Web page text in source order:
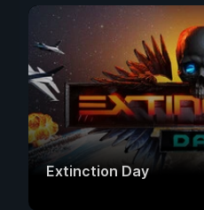
Extinction Day